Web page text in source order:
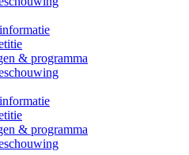
& programma
& programma